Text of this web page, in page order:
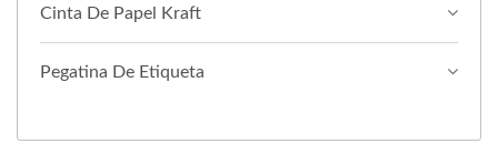
Cinta De Papel Kraft
Pegatina De Etiqueta